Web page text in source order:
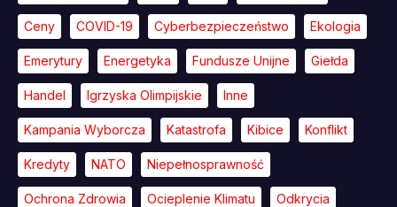
Ceny COVID-19 Cyberbezpieczeństwo Ekologia
Emerytury Energetyka Fundusze Unijne Giełda
Handel Igrzyska Olimpijskie Inne
Kampania Wyborcza Katastrofa Kibice Konflikt
Kredyty NATO Niepełnosprawność
Ochrona Zdrowia Ocieplenie Klimatu Odkrycia